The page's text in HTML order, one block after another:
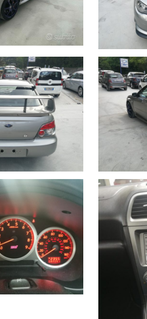
elaborata
nessun tuning invasivo.
STI di fabbrica - dotata di:
specifici per Subaru
blu
èuno scarico in acciaio inox
CON L’AUTOLa vettura verrà consegnata senza
acqua
l’iscrizione ASIe l’ottenimento del CRS